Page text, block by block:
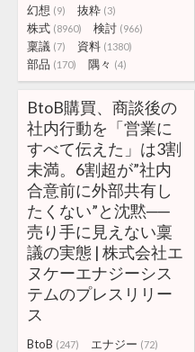
幻想 (9) 抜粋 (3)
株式 (8960) 検討 (966)
稟議 (7) 資料 (1380)
部品 (170) 隅々 (4)
BtoB購買、商談後の
社内行動を「営業に
すべて伝えた」は3割
未満。6割超が”社内
合意前に外部共有し
たくない”と沈黙──
売り手に見えない稟
議の実態 | 株式会社エ
ヌケーエナジーシス
テムのプレスリリー
ス
BtoB (247) エナジー (72)